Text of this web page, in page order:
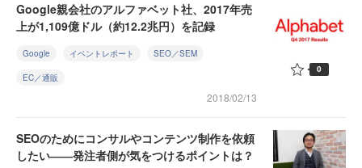
Google親会社のアルファベット社、2017年売
上が1,109億ドル（約12.2兆円）を記録
Google イベントレポート SEO／SEM
EC／通販
2018/02/13
0
SEOのためにコンサルやコンテンツ制作を依頼
したい――発注者側が気をつけるポイントは？